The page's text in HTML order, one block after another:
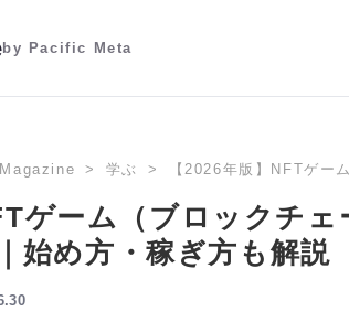
by Pacific Meta
学ぶ 【2026年版】NFTゲー
ゲーム（ブロックチ
始め方・稼ぎ方も解説